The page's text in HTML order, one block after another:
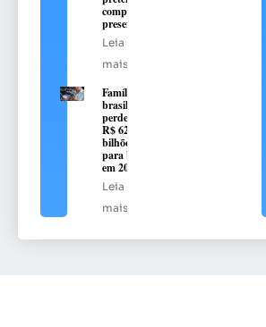
comprar
presente
Leia
mais
Famílias
brasileiras
perderam
R$ 62,5
bilhões
para bets
em 2025
Leia
mais